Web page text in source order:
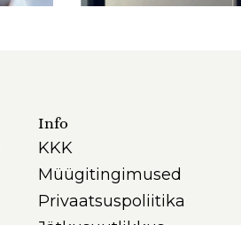
Info
KKK
Müügitingimused
Privaatsuspoliitika